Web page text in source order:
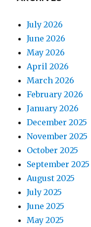
July 2026
June 2026
May 2026
April 2026
March 2026
February 2026
January 2026
December 2025
November 2025
October 2025
September 2025
August 2025
July 2025
June 2025
May 2025